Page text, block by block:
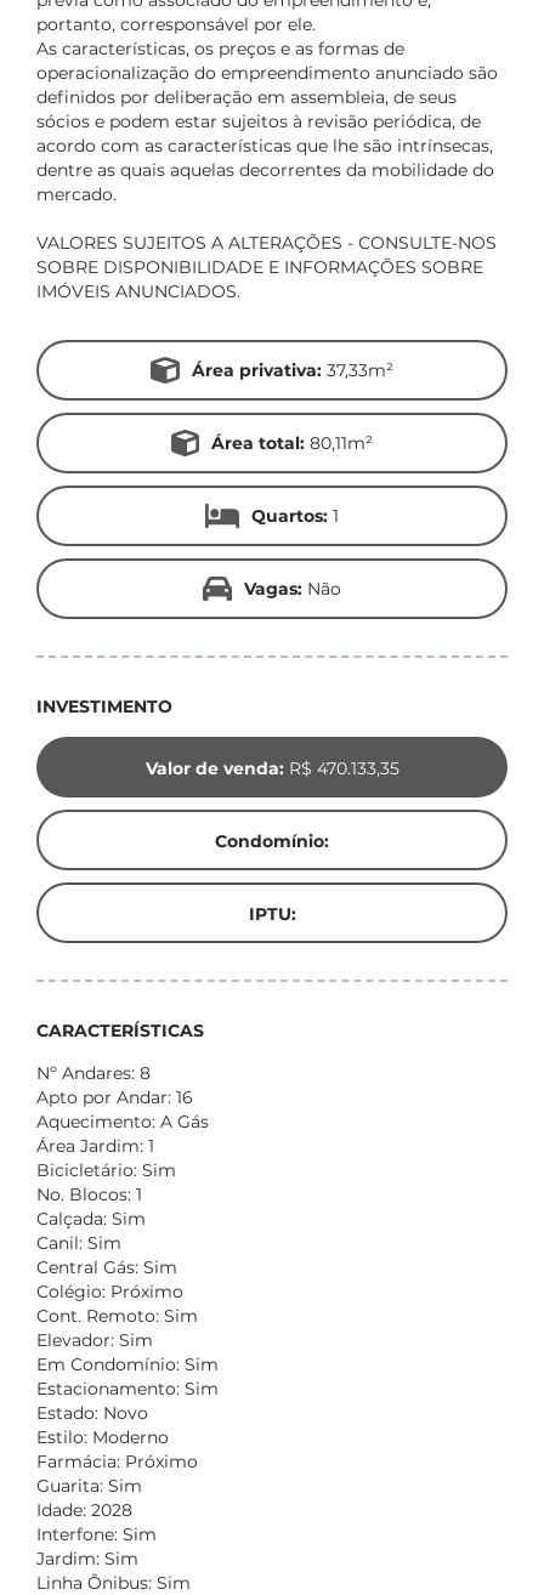
portanto, corresponsável por ele.
As características, os preços e as formas de
operacionalização do empreendimento anunciado são
definidos por deliberação em assembleia, de seus
sócios e podem estar sujeitos à revisão periódica, de
acordo com as características que lhe são intrínsecas,
dentre as quais aquelas decorrentes da mobilidade do
mercado.
VALORES SUJEITOS A ALTERAÇÕES - CONSULTE-NOS
SOBRE DISPONIBILIDADE E INFORMAÇÕES SOBRE
IMÓVEIS ANUNCIADOS.
Área privativa:37,33m²
Área total: 80,11m²
Quartos: 1
Vagas:Não
INVESTIMENTO
Valor de venda: R$ 470.133,35
Condomínio:
IPTU:
CARACTERÍSTICAS
Nº Andares: 8
Apto por Andar: 16
Aquecimento: A Gás
Área Jardim: 1
Bicicletário: Sim
No. Blocos: 1
Calçada: Sim
Canil: Sim
Central Gás: Sim
Colégio: Próximo
Cont. Remoto: Sim
Elevador: Sim
Em Condomínio: Sim
Estacionamento: Sim
Estado: Novo
Estilo: Moderno
Farmácia: Próximo
Guarita: Sim
Idade: 2028
Interfone: Sim
Jardim: Sim
Linha Ônibus: Sim